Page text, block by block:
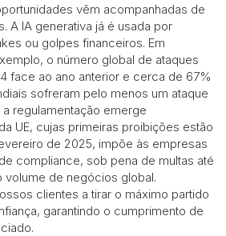
vêm acompanhadas de
A IA generativa já é usada por
ou golpes financeiros. Em
o número global de ataques
face ao ano anterior e cerca de 67%
sofreram pelo menos um ataque
regulamentação emerge
UE, cujas primeiras proibições estão
de 2025, impõe às empresas
compliance, sob pena de multas até
volume de negócios global.
clientes a tirar o máximo partido
garantindo o cumprimento de